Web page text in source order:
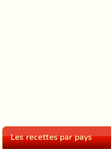
Les recettes par pays